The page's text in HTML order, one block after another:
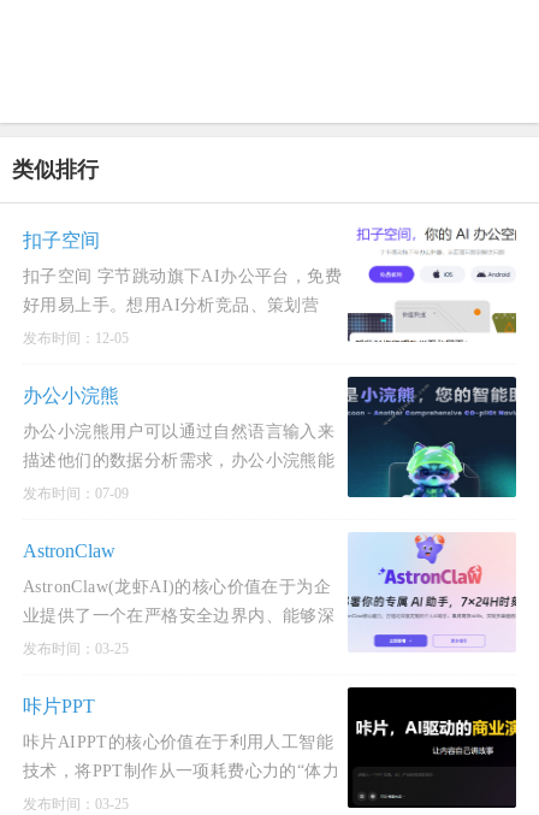
类似排行
扣子空间
扣子空间 字节跳动旗下AI办公平台，免费
好用易上手。想用AI分析竞品、策划营
销、打造爆款、写述职报告、做转正
发布时间：12-05
办公小浣熊
办公小浣熊用户可以通过自然语言输入来
描述他们的数据分析需求，办公小浣熊能
够理解并执行这些需求，自动将数据转化
发布时间：07-09
AstronClaw
AstronClaw(龙虾AI)的核心价值在于为企
业提供了一个在严格安全边界内、能够深
度融入业务流程并驱动效率革命的“可信
发布时间：03-25
咔片PPT
咔片AIPPT的核心价值在于利用人工智能
技术，将PPT制作从一项耗费心力的“体力
+脑力劳动”转变为以创意和决策为核心的
发布时间：03-25